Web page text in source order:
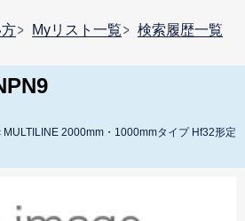
Myリスト一覧 検索履歴一覧
2000mm・1000mmタイプ Hf32形定